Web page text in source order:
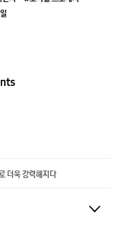
더욱 강력해지다